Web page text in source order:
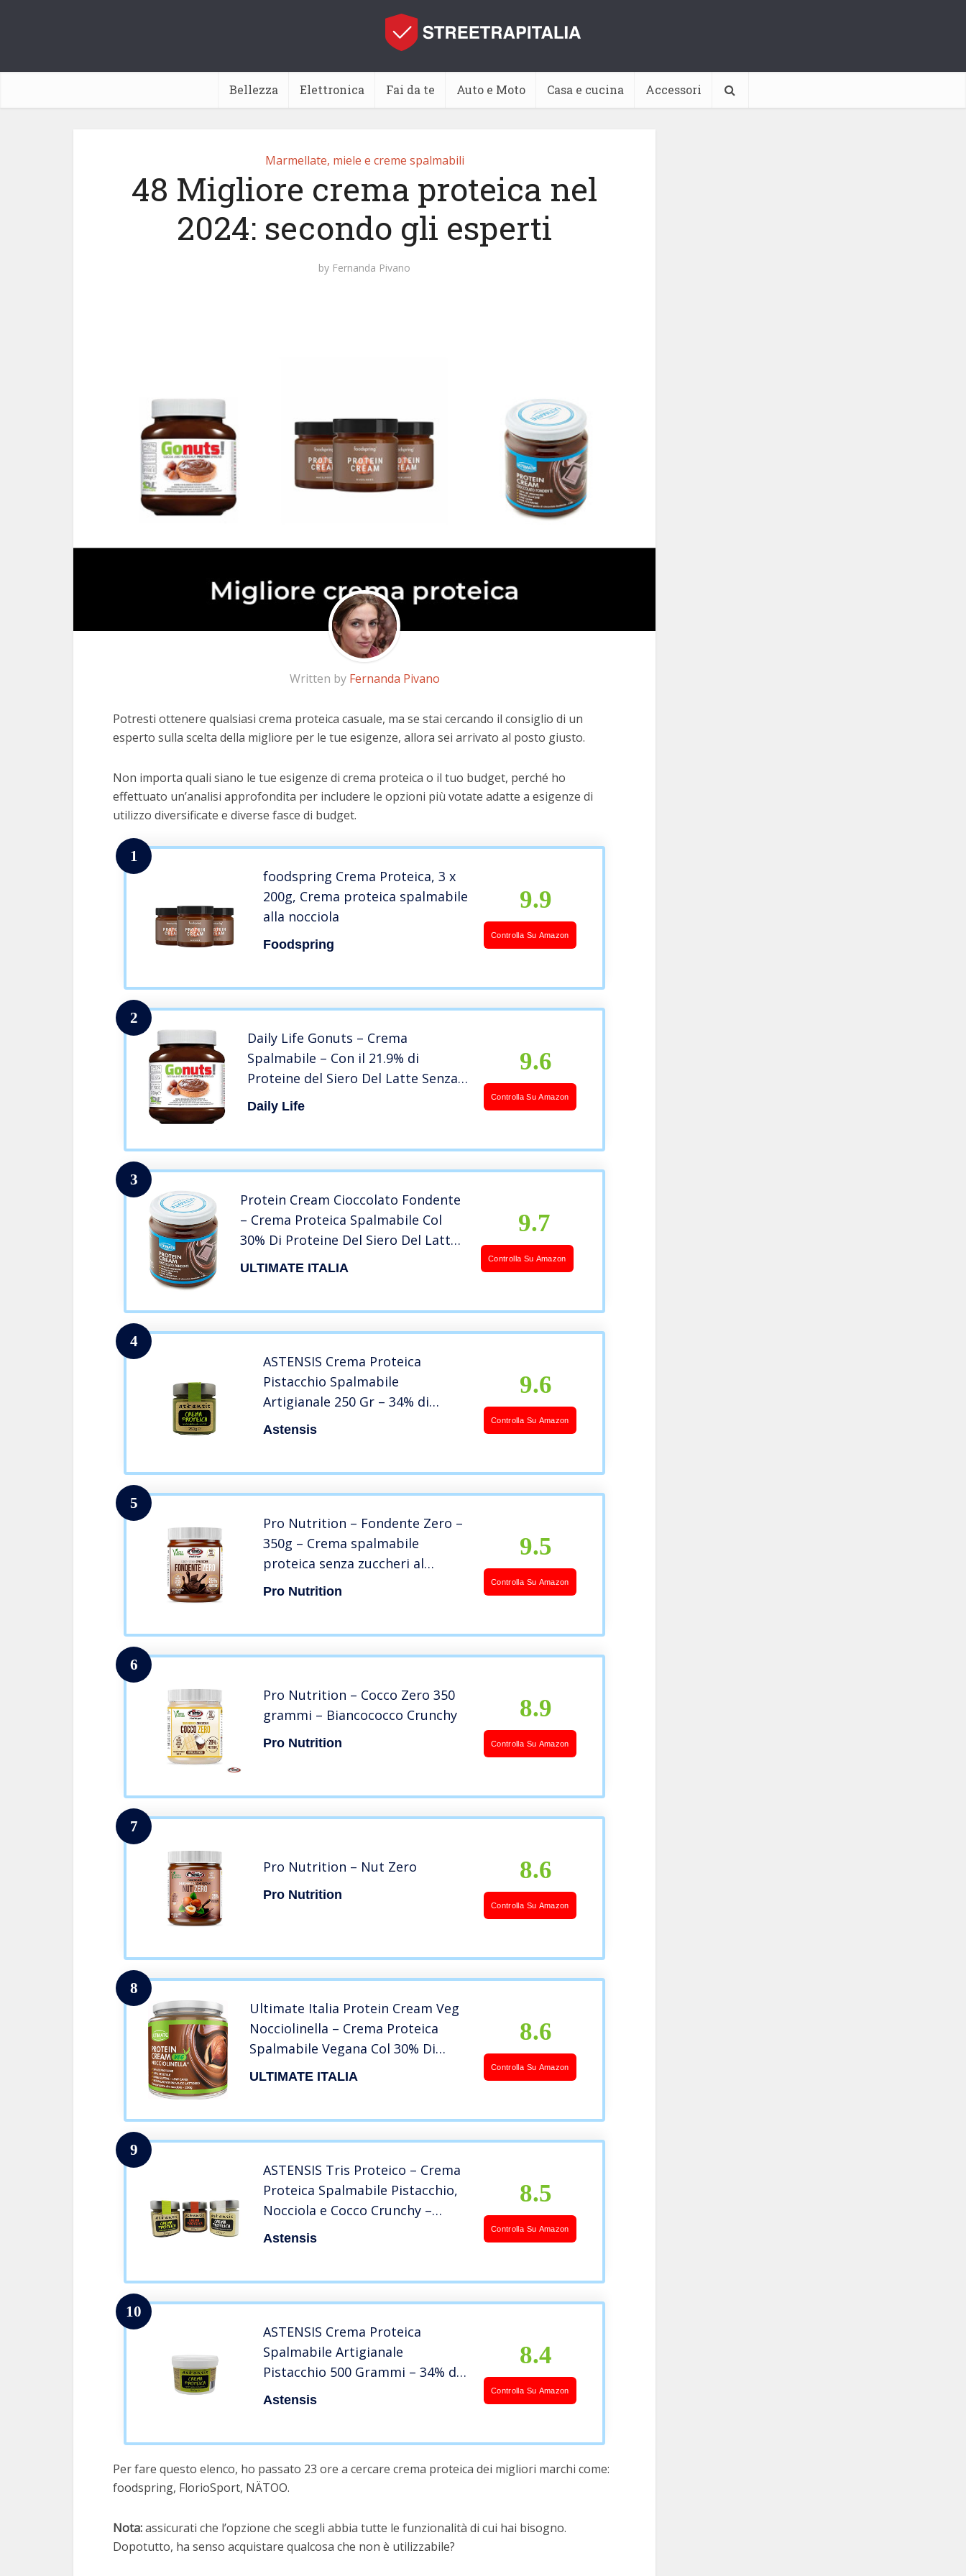
Bellezza Elettronica Fai da te Auto e Moto Casa e cucina Accessori
Marmellate, miele e creme spalmabili
48 Migliore crema proteica nel
2024: secondo gli esperti
by Fernanda Pivano
Written by Fernanda Pivano
Potresti ottenere qualsiasi crema proteica casuale, ma se stai cercando il consiglio di un
esperto sulla scelta della migliore per le tue esigenze, allora sei arrivato al posto giusto.
Non importa quali siano le tue esigenze di crema proteica o il tuo budget, perché ho
effettuato un’analisi approfondita per includere le opzioni più votate adatte a esigenze di
utilizzo diversificate e diverse fasce di budget.
1
foodspring Crema Proteica, 3 x
200g, Crema proteica spalmabile
alla nocciola
Foodspring
9.9
Controlla Su Amazon
2
Daily Life Gonuts – Crema
Spalmabile – Con il 21.9% di
Proteine del Siero Del Latte Senza
Olio di Palma e Zuccheri Aggiunti –
350 gr (Cioccolata)
Daily Life
9.6
Controlla Su Amazon
3
Protein Cream Cioccolato Fondente
– Crema Proteica Spalmabile Col
30% Di Proteine Del Siero Del Latte
– Whey Isolate Microfiltrate – Senza
ULTIMATE ITALIA
9.7
Controlla Su Amazon
4
ASTENSIS Crema Proteica
Pistacchio Spalmabile
Artigianale 250 Gr – 34% di
Proteine, Senza Zucchero, Senza
Astensis
9.6
Controlla Su Amazon
5
Pro Nutrition – Fondente Zero –
350g – Crema spalmabile
proteica senza zuccheri al
cioccolato fondente
Pro Nutrition
9.5
Controlla Su Amazon
6
Pro Nutrition – Cocco Zero 350
grammi – Biancococco Crunchy
Pro Nutrition
8.9
Controlla Su Amazon
7
Pro Nutrition – Nut Zero
Pro Nutrition
8.6
Controlla Su Amazon
8
Ultimate Italia Protein Cream Veg
Nocciolinella – Crema Proteica
Spalmabile Vegana Col 30% Di
Proteine Vegetali – 100% Vegetale
ULTIMATE ITALIA
8.6
Controlla Su Amazon
9
ASTENSIS Tris Proteico – Crema
Proteica Spalmabile Pistacchio,
Nocciola e Cocco Crunchy –
Artigianali 250 Grammi –
Astensis
8.5
Controlla Su Amazon
10
ASTENSIS Crema Proteica
Spalmabile Artigianale
Pistacchio 500 Grammi – 34% di
Proteine Per Sportivi – Senza
Astensis
8.4
Controlla Su Amazon
Per fare questo elenco, ho passato 23 ore a cercare crema proteica dei migliori marchi come:
foodspring, FlorioSport, NÄTOO.
Nota:assicurati che l’opzione che scegli abbia tutte le funzionalità di cui hai bisogno.
Dopotutto, ha senso acquistare qualcosa che non è utilizzabile?